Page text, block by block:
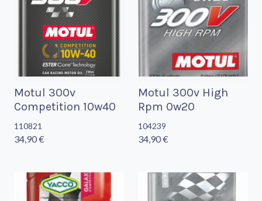
Motul 300v
Competition 10w40
110821
34,90 €
Motul 300v High
Rpm 0w20
104239
34,90 €